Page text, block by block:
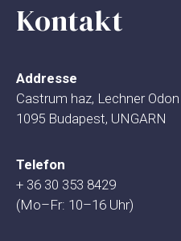
Kontakt
Addresse
Castrum haz, Lechner
1095 Budapest, UNGARN
Telefon
+ 36 30 353 8429
(Mo–Fr: 10–16 Uhr)